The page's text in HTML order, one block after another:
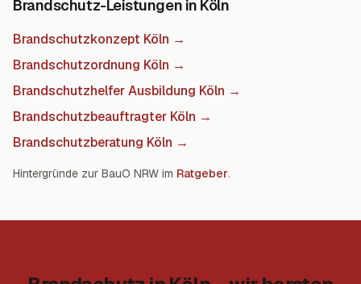
Brandschutz-Leistungen in Köln
Brandschutzkonzept Köln →
Brandschutzordnung Köln →
Brandschutzhelfer Ausbildung Köln →
Brandschutzbeauftragter Köln →
Brandschutzberatung Köln →
Hintergründe zur BauO NRW im Ratgeber.